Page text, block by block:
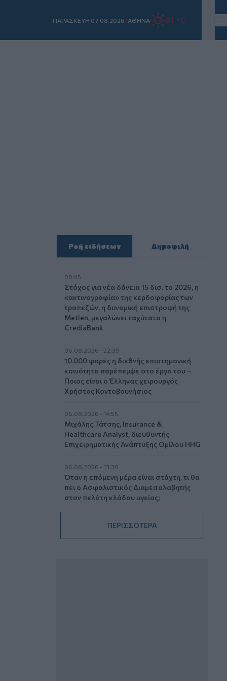
ΠΑΡΑΣΚΕΥΗ 07.08.2026/ΑΘΗΝΑ 31 °C
Ροή ειδήσεων Δημοφιλή
08:45
Στόχος για νέα δάνεια 15 δισ. το 2026, η
«ακτινογραφία» της κερδοφορίας των
τραπεζών, η δυναμική επιστροφή της
Metlen, μεγαλώνει ταχύτατα η
CrediaBank
06.08.2026 - 22:39
10.000 φορές η διεθνής επιστημονική
κοινότητα παρέπεμψε στο έργο του –
Ποιος είναι ο Έλληνας χειρουργός
Χρήστος Κοντοβουνήσιος
06.08.2026 - 14:55
Μιχάλης Τάτσης, Insurance &
Healthcare Analyst, διευθυντής
Επιχειρηματικής Ανάπτυξης Ομίλου HHG
06.08.2026 - 13:30
Όταν η επόμενη μέρα είναι στάχτη, τι θα
πει ο Ασφαλιστικός Διαμεσολαβητής
στον πελάτη κλάδου υγείας;
Kavita Patel - PhARMA Innovation
Forum: Ένα στα πέντε καινοτόμα
ΠΕΡΙΣΣΟΤΕΡΑ